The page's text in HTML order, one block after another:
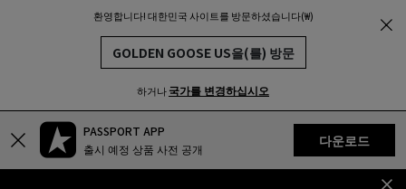
환영합니다! 대한민국 사이트를 방문하셨습니다(₩)
GOLDEN GOOSE US을(를) 방문
하거나국가를 변경하십시오
기
꼬
PASSPORT APP
출시 예정 상품 사전 공개
다운로드